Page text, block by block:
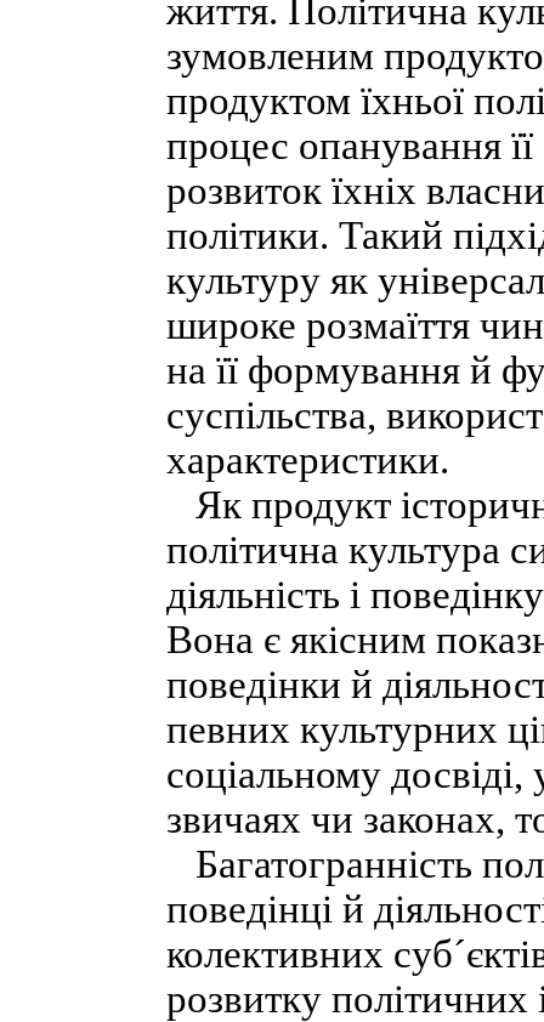
життя. Політична
зумовленим
продуктом їхньої
процес опанування
розвиток їхніх
політики. Такий
культуру як
широке розмаїття
на її формування й
суспільства,
характеристики.
Як продукт
політична культура
діяльність і
Вона є якісним
поведінки й
певних культурних
соціальному
звичаях чи законах,
Багатогранність
поведінці й
колективних
розвитку політичних